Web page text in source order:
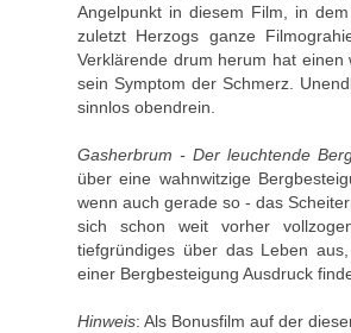
Angelpunkt in diesem Film, in
zuletzt Herzogs ganze
Verklärende drum herum hat
sein Symptom der Schmerz.
sinnlos obendrein.
Gasherbrum - Der leuchtende
über eine wahnwitzige
wenn auch gerade so - das
sich schon weit vorher
tiefgründiges über das Leben
einer Bergbesteigung Ausdruck
Hinweis: Als Bonusfilm auf der